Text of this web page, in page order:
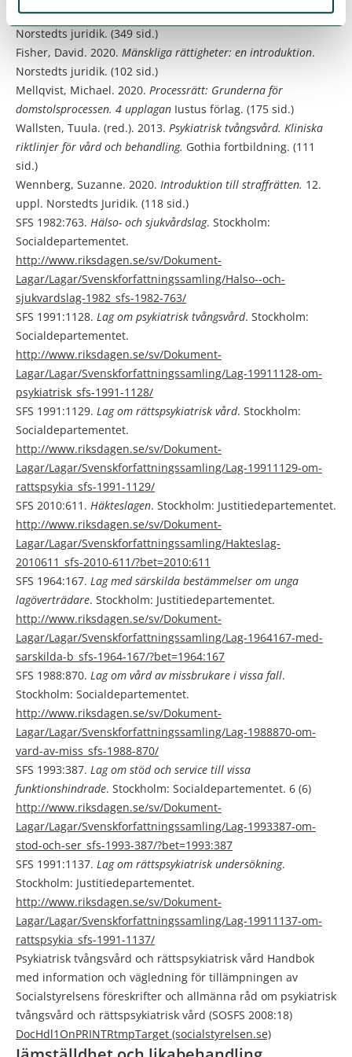
och lagen. En lagkommentar i historisk belysning.7. uppl.
Norstedts juridik. (349 sid.)
Fisher, David. 2020. Mänskliga rättigheter: en introduktion.
Norstedts juridik. (102 sid.)
Mellqvist, Michael. 2020. Processrätt: Grunderna för
domstolsprocessen. 4 upplagan Iustus förlag. (175 sid.)
Wallsten, Tuula. (red.). 2013. Psykiatrisk tvångsvård. Kliniska
riktlinjer för vård och behandling. Gothia fortbildning. (111
sid.)
Wennberg, Suzanne. 2020. Introduktion till straffrätten. 12.
uppl. Norstedts Juridik. (118 sid.)
SFS 1982:763. Hälso- och sjukvårdslag. Stockholm:
Socialdepartementet.
http://www.riksdagen.se/sv/Dokument-
Lagar/Lagar/Svenskforfattningssamling/Halso--och-
sjukvardslag-1982_sfs-1982-763/
SFS 1991:1128. Lag om psykiatrisk tvångsvård. Stockholm:
Socialdepartementet.
http://www.riksdagen.se/sv/Dokument-
Lagar/Lagar/Svenskforfattningssamling/Lag-19911128-om-
psykiatrisk_sfs-1991-1128/
SFS 1991:1129. Lag om rättspsykiatrisk vård. Stockholm:
Socialdepartementet.
http://www.riksdagen.se/sv/Dokument-
Lagar/Lagar/Svenskforfattningssamling/Lag-19911129-om-
rattspsykia_sfs-1991-1129/
SFS 2010:611. Häkteslagen. Stockholm: Justitiedepartementet.
http://www.riksdagen.se/sv/Dokument-
Lagar/Lagar/Svenskforfattningssamling/Hakteslag-
2010611_sfs-2010-611/?bet=2010:611
SFS 1964:167. Lag med särskilda bestämmelser om unga
lagöverträdare. Stockholm: Justitiedepartementet.
http://www.riksdagen.se/sv/Dokument-
Lagar/Lagar/Svenskforfattningssamling/Lag-1964167-med-
sarskilda-b_sfs-1964-167/?bet=1964:167
SFS 1988:870. Lag om vård av missbrukare i vissa fall.
Stockholm: Socialdepartementet.
http://www.riksdagen.se/sv/Dokument-
Lagar/Lagar/Svenskforfattningssamling/Lag-1988870-om-
vard-av-miss_sfs-1988-870/
SFS 1993:387. Lag om stöd och service till vissa
funktionshindrade. Stockholm: Socialdepartementet. 6 (6)
http://www.riksdagen.se/sv/Dokument-
Lagar/Lagar/Svenskforfattningssamling/Lag-1993387-om-
stod-och-ser_sfs-1993-387/?bet=1993:387
SFS 1991:1137. Lag om rättspsykiatrisk undersökning.
Stockholm: Justitiedepartementet.
http://www.riksdagen.se/sv/Dokument-
Lagar/Lagar/Svenskforfattningssamling/Lag-19911137-om-
rattspsykia_sfs-1991-1137/
Psykiatrisk tvångsvård och rättspsykiatrisk vård Handbok
med information och vägledning för tillämpningen av
Socialstyrelsens föreskrifter och allmänna råd om psykiatrisk
tvångsvård och rättspsykiatrisk vård (SOSFS 2008:18)
DocHdl1OnPRINTRtmpTarget (socialstyrelsen.se)